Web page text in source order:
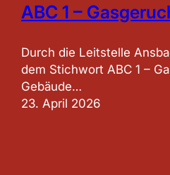
ABC 1 –
Durch die Leitstelle
dem Stichwort ABC 1 –
Gebäude…
23. April 2026